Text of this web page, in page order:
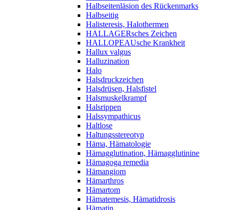
Halbseitenläsion des Rückenmarks
Halbseitig
Halisteresis, Halothermen
HALLAGERsches Zeichen
HALLOPEAUsche Krankheit
Hallux valgus
Halluzination
Halo
Halsdruckzeichen
Halsdrüsen, Halsfistel
Halsmuskelkrampf
Halsrippen
Halssympathicus
Haltlose
Haltungsstereotyp
Häma, Hämatologie
Hämagglutination, Hämagglutinine
Hämagoga remedia
Hämangiom
Hämarthros
Hämartom
Hämatemesis, Hämatidrosis
Hämatin